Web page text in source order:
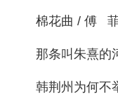
棉花曲 / 傅
那条叫朱熹
韩荆州为何不